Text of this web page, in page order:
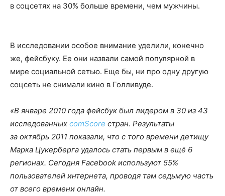
в соцсетях на 30% больше времени, чем мужчины.
В исследовании особое внимание уделили, конечно
же, фейсбуку. Ее они назвали самой популярной в
мире социальной сетью. Еще бы, ни про одну другую
соцсеть не снимали кино в Голливуде.
«В январе 2010 года фейсбук был лидером в 30 из 43
исследованных comScore стран. Результаты
за октябрь 2011 показали, что с того времени детищу
Марка Цукерберга удалось стать первым в ещё 6
регионах. Сегодня Facebook используют 55%
пользователей интернета, проводя там седьмую часть
от всего времени онлайн.